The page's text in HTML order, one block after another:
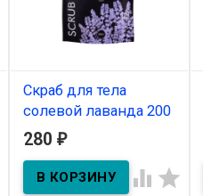
Скраб для тела
солевой лаванда 200
гр
В наличии
280 ₽
 